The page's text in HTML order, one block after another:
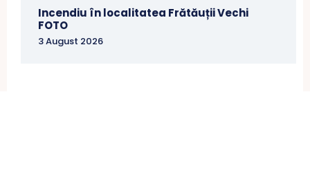
Incendiu în localitatea Frătăuții Vechi
FOTO
3 August 2026